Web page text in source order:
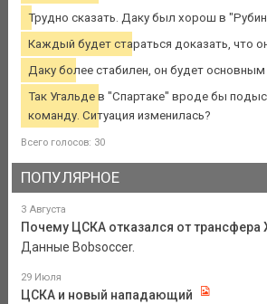
Трудно сказать. Даку был хорош в
Каждый будет стараться доказать, что
Даку более стабилен, он будет
Так Угальде в "Спартаке" вроде бы
команду. Ситуация изменилась?
Всего голосов: 30
ПОПУЛЯРНОЕ
3 Августа
Почему ЦСКА отказался от трансфера
Данные Bobsoccer.
29 Июля
ЦСКА и новый нападающий